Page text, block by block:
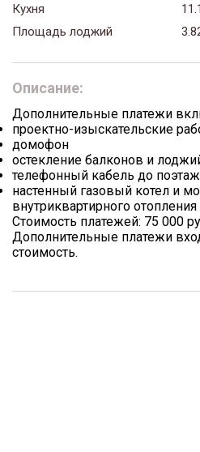
Кухня
Площадь лоджий
Описание:
Дополнительные платежи
проектно-изыскательские
домофон
остекление балконов и
телефонный кабель до
настенный газовый котел и
внутриквартирного отопления
Стоимость платежей: 75 000
Дополнительные платежи
стоимость.